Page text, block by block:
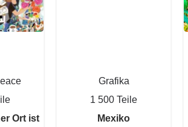
Ort ist
Grafika
1 500 Teile
Mexiko